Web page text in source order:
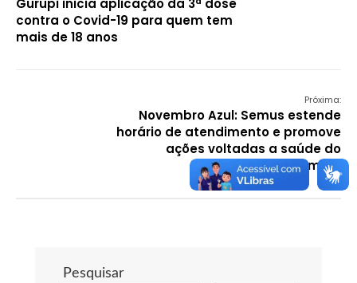
Gurupi inicia aplicação da 3ª dose
contra o Covid-19 para quem tem
mais de 18 anos
Próxima:
Novembro Azul: Semus estende
horário de atendimento e promove
ações voltadas a saúde do
homem
Pesquisar